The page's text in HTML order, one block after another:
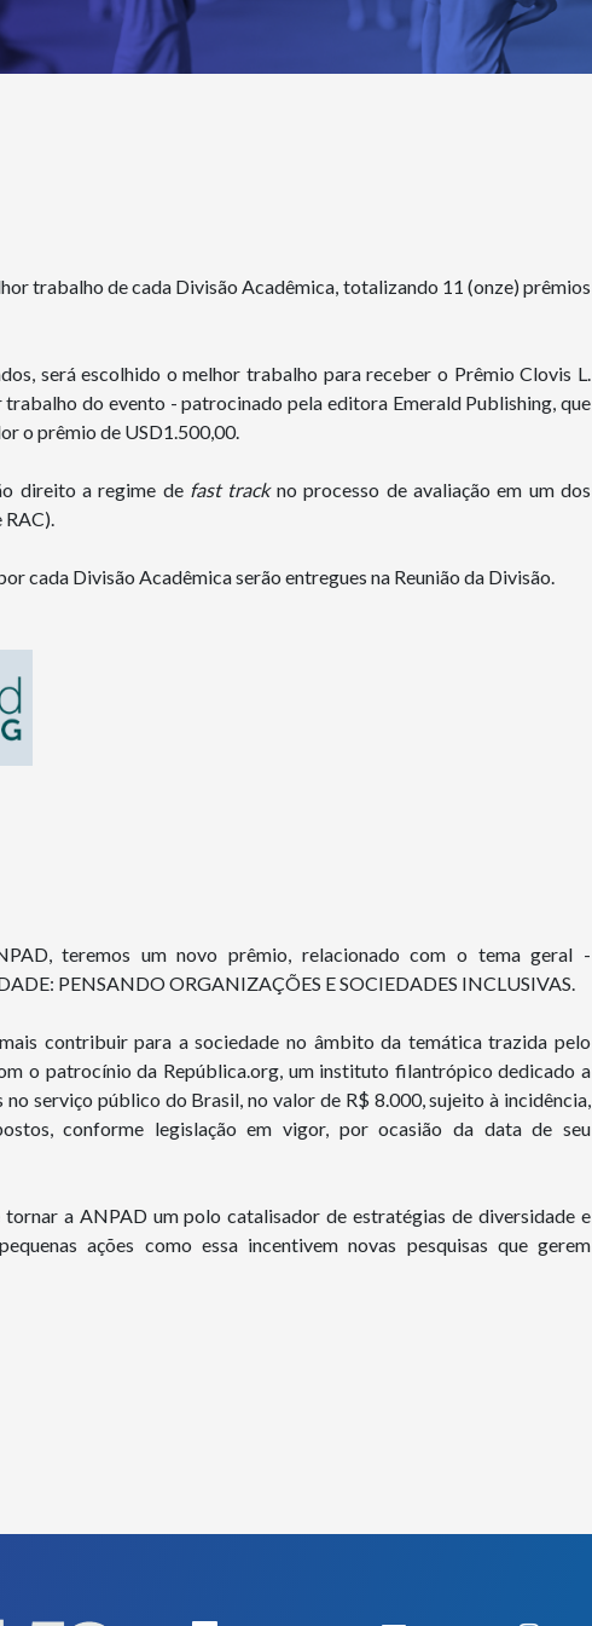
trabalho de cada Divisão Acadêmica, totalizando 11 (onze) prêmios
será escolhido o melhor trabalho para receber o Prêmio Clovis L.
do evento - patrocinado pela editora Emerald Publishing, que
o prêmio de USD1.500,00.
direito a regime de fast trackno processo de avaliação em um dos
cada Divisão Acadêmica serão entregues na Reunião da Divisão.
teremos um novo prêmio, relacionado com o tema geral -
PENSANDO ORGANIZAÇÕES E SOCIEDADES INCLUSIVAS.
contribuir para a sociedade no âmbito da temática trazida pelo
o patrocínio da República.org, um instituto filantrópico dedicado a
no serviço público do Brasil, no valor de R$ 8.000, sujeito à incidência,
conforme legislação em vigor, por ocasião da data de seu
a ANPAD um polo catalisador de estratégias de diversidade e
ações como essa incentivem novas pesquisas que gerem